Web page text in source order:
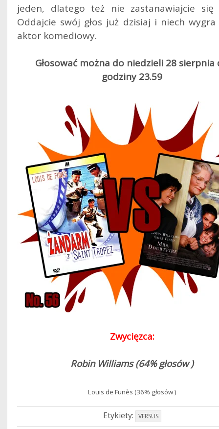
jeden, dlatego też nie zastanawiajcie się
Oddajcie swój głos już dzisiaj i niech wygra
aktor komediowy.
Głosować można do niedzieli 28 sierpnia
godziny 23.59
Zwycięzca:
Robin Williams (64% głosów )
Louis de Funès (36% głosów )
Etykiety: VERSUS